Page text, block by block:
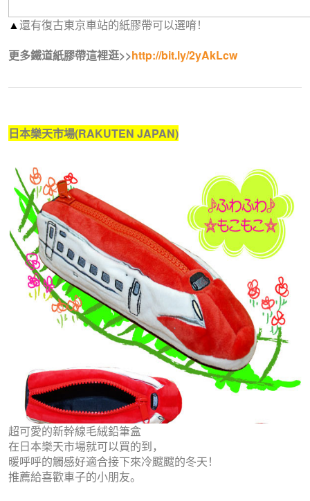
▲還有復古東京車站的紙膠帶可以選唷！
更多鐵道紙膠帶這裡逛>>http://bit.ly/2yAkLcw
日本樂天市場(RAKUTEN JAPAN)
超可愛的新幹線毛絨鉛筆盒
在日本樂天市場就可以買的到，
暖呼呼的觸感好適合接下來冷颼颼的冬天！
推薦給喜歡車子的小朋友。